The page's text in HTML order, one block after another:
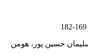
169-182
حسین پور، هومن